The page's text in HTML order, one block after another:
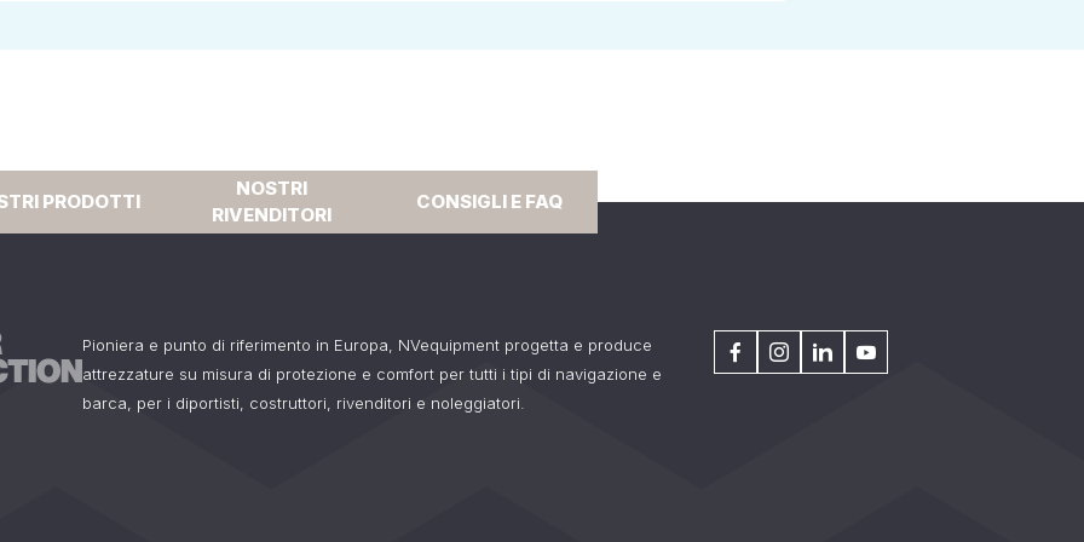
PRODOTTI
NOSTRI
RIVENDITORI
CONSIGLI E FAQ
Pioniera e punto di riferimento in Europa, NVequipment progetta e produce
attrezzature su misura di protezione e comfort per tutti i tipi di navigazione e
barca, per i diportisti, costruttori, rivenditori e noleggiatori.